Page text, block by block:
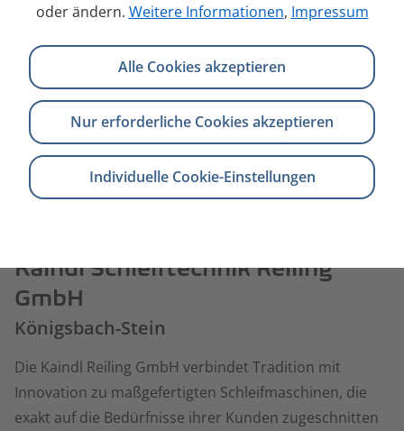
Kaindl Schleiftechnik Reiling
GmbH
Königsbach-Stein
Die Kaindl Reiling GmbH verbindet Tradition mit
Innovation zu maßgefertigten Schleifmaschinen, die
exakt auf die Bedürfnisse ihrer Kunden zugeschnitten
oder ändern. Weitere Informationen, Impressum
Alle Cookies akzeptieren
Nur erforderliche Cookies akzeptieren
Individuelle Cookie-Einstellungen